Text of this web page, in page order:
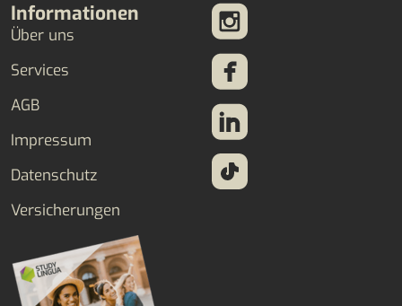
Informationen
Über uns
Services
AGB
Impressum
Datenschutz
Versicherungen